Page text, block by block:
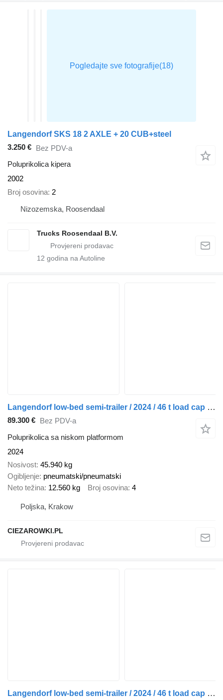
Langendorf SKS 18 2 AXLE + 20 CUB+steel
3.250 € Bez PDV-a
Poluprikolica kipera
2002
Broj osovina 2
Nizozemska, Roosendaal
Trucks Roosendaal B.V.
12 godina na Autoline
Langendorf low-bed semi-trailer / 2024 / 46 t load cap / 2 units
89.300 € Bez PDV-a
Poluprikolica sa niskom platformom
2024
Nosivost 45.940 kg
Ogibljenje pneumatski/pneumatski
Neto težina 12.560 kg Broj osovina 4
Poljska, Krakow
CIEZAROWKI.PL
Langendorf low-bed semi-trailer / 2024 / 46 t load cap / 2 units